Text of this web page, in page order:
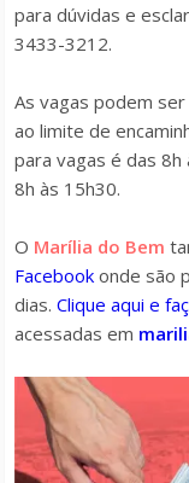
para dúvidas e
3433-3212.
As vagas podem
ao limite de
para vagas é das
8h às 15h30.
O Marília do Bem
Facebook onde são
dias. Clique aqui e
acessadas em